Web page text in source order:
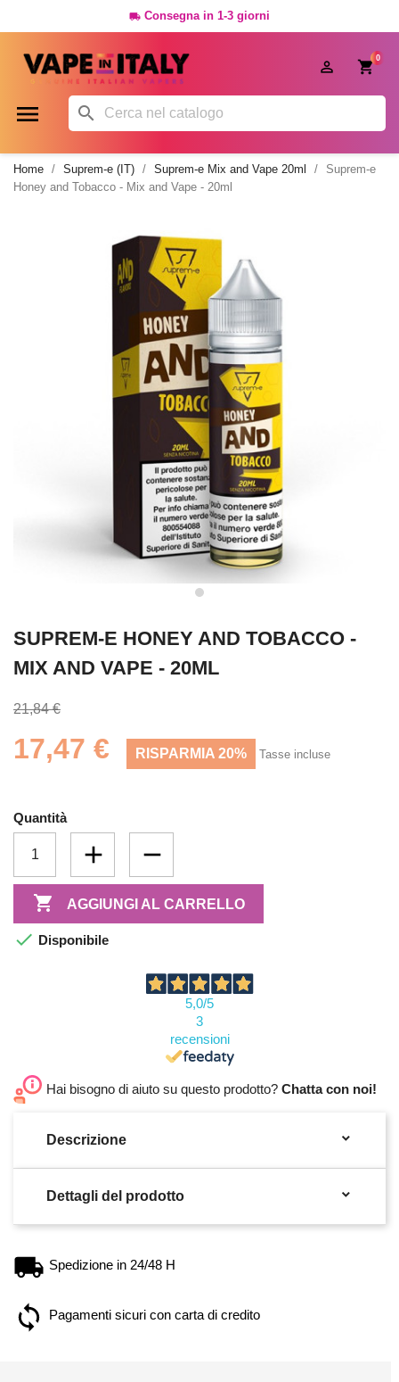
 Consegna in 1-3 giorni
0

 
Home Suprem-e (IT) Suprem-e Mix and Vape 20ml
Suprem-e
Honey and Tobacco - Mix and Vape - 20ml
SUPREM-E HONEY AND TOBACCO -
MIX AND VAPE - 20ML
21,84 €
17,47 € RISPARMIA 20% Tasse incluse
Quantità
 AGGIUNGI AL CARRELLO
 Disponibile
5,0/5
3
recensioni
Hai bisogno di aiuto su questo prodotto? Chatta con noi!
Descrizione 
Dettagli del prodotto 
Spedizione in 24/48 H
Pagamenti sicuri con carta di credito